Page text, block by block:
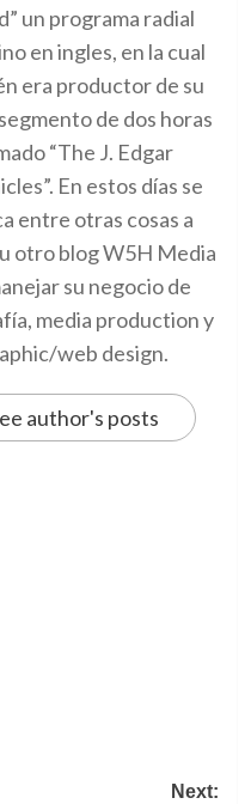
un programa radial
en ingles, en la cual
era productor de su
de dos horas
“The J. Edgar
En estos días se
entre otras cosas a
otro blog W5H Media
su negocio de
media production y
web design.
author's posts
Next: